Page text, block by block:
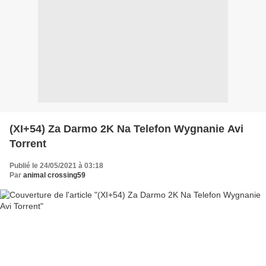
(XI+54) Za Darmo 2K Na Telefon Wygnanie Avi
Torrent
Publié le 24/05/2021 à 03:18
Par animal crossing59